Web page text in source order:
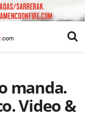
manda.
Video &